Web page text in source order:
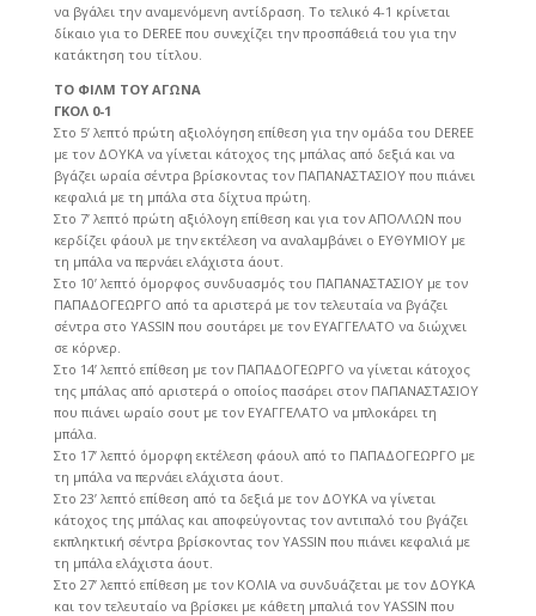
να βγάλει την αναμενόμενη αντίδραση. Το τελικό 4-1 κρίνεται
δίκαιο για το DEREE που συνεχίζει την προσπάθειά του για την
κατάκτηση του τίτλου.
ΤΟ ΦΙΛΜ ΤΟΥ ΑΓΩΝA
ΓΚΟΛ 0-1
Στο 5’ λεπτό πρώτη αξιολόγηση επίθεση για την ομάδα του DEREE
με τον ΔΟΥΚΑ να γίνεται κάτοχος της μπάλας από δεξιά και να
βγάζει ωραία σέντρα βρίσκοντας τον ΠΑΠΑΝΑΣΤΑΣΙΟΥ που πιάνει
κεφαλιά με τη μπάλα στα δίχτυα πρώτη.
Στο 7’ λεπτό πρώτη αξιόλογη επίθεση και για τον ΑΠΟΛΛΩΝ που
κερδίζει φάουλ με την εκτέλεση να αναλαμβάνει ο ΕΥΘΥΜΙΟΥ με
τη μπάλα να περνάει ελάχιστα άουτ.
Στο 10’ λεπτό όμορφος συνδυασμός του ΠΑΠΑΝΑΣΤΑΣΙΟΥ με τον
ΠΑΠΑΔΟΓΕΩΡΓΟ από τα αριστερά με τον τελευταία να βγάζει
σέντρα στο YASSIN που σουτάρει με τον ΕΥΑΓΓΕΛΑΤΟ να διώχνει
σε κόρνερ.
Στο 14’ λεπτό επίθεση με τον ΠΑΠΑΔΟΓΕΩΡΓΟ να γίνεται κάτοχος
της μπάλας από αριστερά ο οποίος πασάρει στον ΠΑΠΑΝΑΣΤΑΣΙΟΥ
που πιάνει ωραίο σουτ με τον ΕΥΑΓΓΕΛΑΤΟ να μπλοκάρει τη
μπάλα.
Στο 17’ λεπτό όμορφη εκτέλεση φάουλ από το ΠΑΠΑΔΟΓΕΩΡΓΟ με
τη μπάλα να περνάει ελάχιστα άουτ.
Στο 23’ λεπτό επίθεση από τα δεξιά με τον ΔΟΥΚΑ να γίνεται
κάτοχος της μπάλας και αποφεύγοντας τον αντιπαλό του βγάζει
εκπληκτική σέντρα βρίσκοντας τον YASSIN που πιάνει κεφαλιά με
τη μπάλα ελάχιστα άουτ.
Στο 27’ λεπτό επίθεση με τον ΚΟΛΙΑ να συνδυάζεται με τον ΔΟΥΚΑ
και τον τελευταίο να βρίσκει με κάθετη μπαλιά τον ΥΑSSIN που